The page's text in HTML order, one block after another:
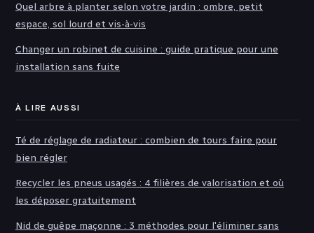
Quel arbre à planter selon votre jardin : ombre, petit
espace, sol lourd et vis-à-vis
Changer un robinet de cuisine : guide pratique pour une
installation sans fuite
À LIRE AUSSI
Té de réglage de radiateur : combien de tours faire pour
bien régler
Recycler les pneus usagés : 4 filières de valorisation et où
les déposer gratuitement
Nid de guêpe maçonne : 3 méthodes pour l'éliminer sans